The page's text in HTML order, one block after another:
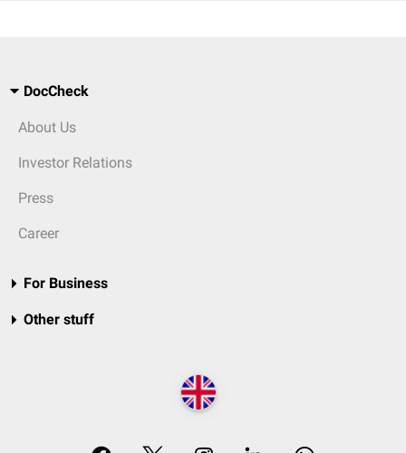
DocCheck
About Us
Investor Relations
Press
Career
For Business
Other stuff